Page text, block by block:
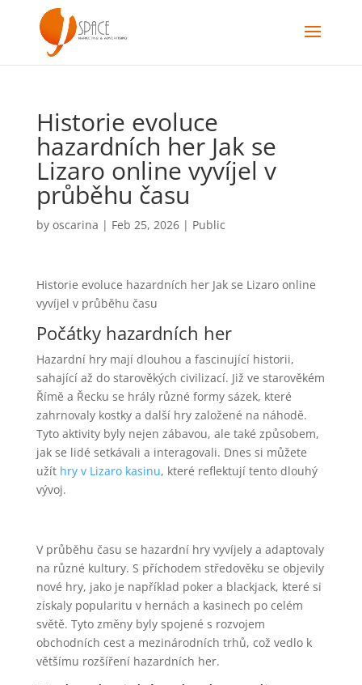
Historie evoluce
hazardních her Jak se
Lizaro online vyvíjel v
průběhu času
by oscarina | Feb 25, 2026| Public
Historie evoluce hazardních her Jak se Lizaro online
vyvíjel v průběhu času
Počátky hazardních her
Hazardní hry mají dlouhou a fascinující historii,
sahající až do starověkých civilizací. Již ve starověkém
Římě a Řecku se hrály různé formy sázek, které
zahrnovaly kostky a další hry založené na náhodě.
Tyto aktivity byly nejen zábavou, ale také způsobem,
jak se lidé setkávali a interagovali. Dnes si můžete
užít hry v Lizaro kasinu, které reflektují tento dlouhý
vývoj.
V průběhu času se hazardní hry vyvíjely a adaptovaly
na různé kultury. S příchodem středověku se objevily
nové hry, jako je například poker a blackjack, které si
získaly popularitu v hernách a kasinech po celém
světě. Tyto změny byly spojené s rozvojem
obchodních cest a mezinárodních trhů, což vedlo k
většímu rozšíření hazardních her.